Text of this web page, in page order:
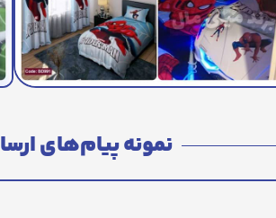
نمونه پیام‌های